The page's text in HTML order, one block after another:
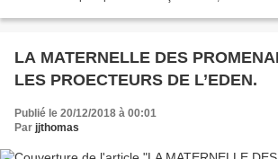
LA MATERNELLE DES
LES PROECTEURS DE L’EDEN.
Publié le 20/12/2018 à 00:01
Par jjthomas